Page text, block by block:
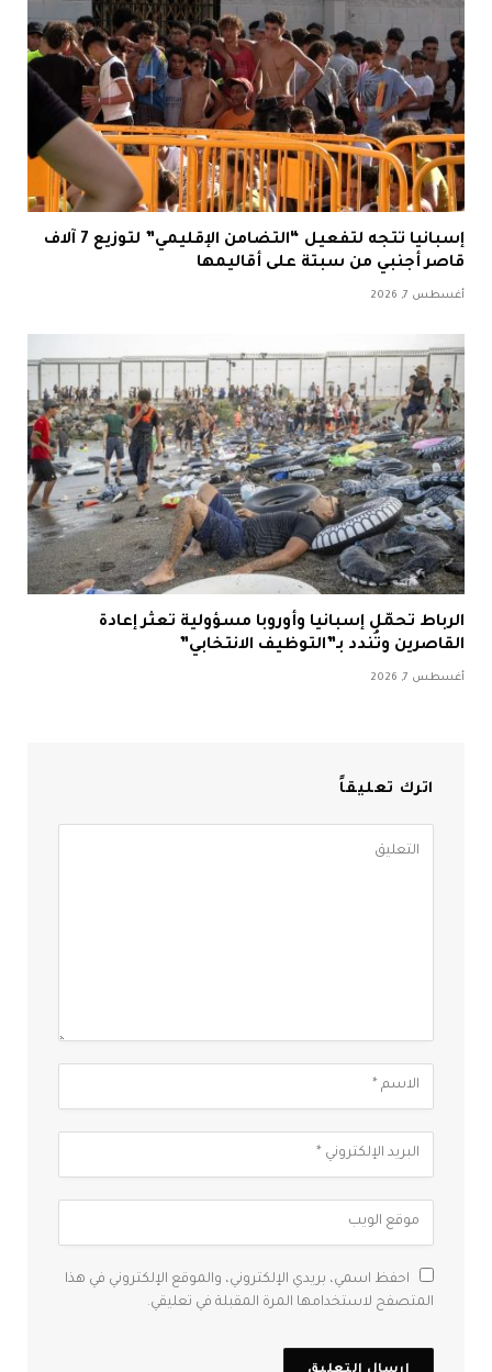
إسبانيا تتجه لتفعيل “التضامن الإقليمي” لتوزيع 7 آلاف
قاصر أجنبي من سبتة على أقاليمها
أغسطس 7, 2026
الرباط تحمّل إسبانيا وأوروبا مسؤولية تعثر إعادة
القاصرين وتُندد بـ”التوظيف الانتخابي”
أغسطس 7, 2026
اترك تعليقاً
احفظ اسمي، بريدي الإلكتروني، والموقع الإلكتروني في هذا
المتصفح لاستخدامها المرة المقبلة في تعليقي.